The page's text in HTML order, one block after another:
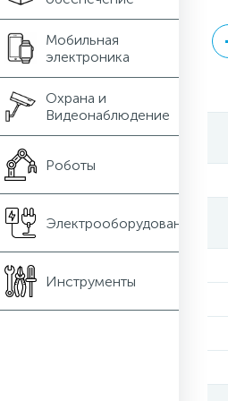
Мобильная
электроника
Охрана и
Видеонаблюдение
Роботы
Электрооборудование
Инструменты